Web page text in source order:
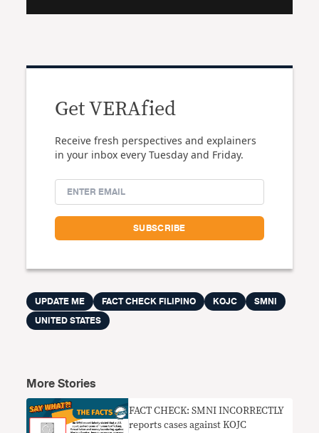
Get VERAfied
Receive fresh perspectives and explainers
in your inbox every Tuesday and Friday.
UPDATE ME FACT CHECK FILIPINO KOJC
SMNI
UNITED STATES
More Stories
FACT CHECK: SMNI INCORRECTLY
reports cases against KOJC